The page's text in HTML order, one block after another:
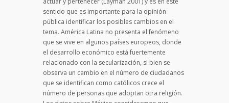
sentido que es importante para la opinión
pública identificar los posibles cambios en el
tema. América Latina no presenta el fenómeno
que se vive en algunos países europeos, donde
el desarrollo económico está fuertemente
relacionado con la secularización, si bien se
observa un cambio en el número de ciudadanos
que se identifican como católicos crece el
número de personas que adoptan otra religión.